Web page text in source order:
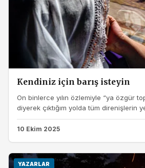
Kendiniz için barış isteyin
On binlerce yılın özlemiyle “ya özgür
diyerek çıktığım yolda tüm direnişlerin
10 Ekim 2025
YAZARLAR